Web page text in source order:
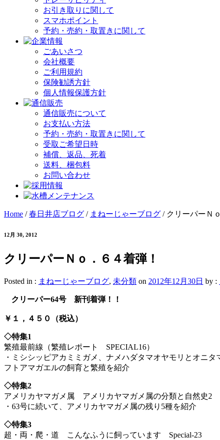
お引き取りに関して
スマホポイント
予約・売約・取置きに関して
ごあいさつ
会社概要
ご利用規約
保険勧誘方針
個人情報保護方針
通信販売について
お支払い方法
予約・売約・取置きに関して
受取ご希望日時
補償、返品、死着
送料、梱包料
お問い合わせ
Home /春日井店ブログ / まねーじゃーブログ / クリーパーＮ
12月 30, 2012
クリーパーＮｏ．６４着弾！
Posted in : まねーじゃーブログ, 未分類 on 2012年12月30日 by :
クリーパー64号 新刊着弾！！
￥１，４５０（税込）
◇特集1
繁殖最前線（繁殖レポート SPECIAL16）
・ミシシッピアカミミガメ、ナメハダタマオヤモリとオニタ
フトアマガエルの飼育と繁殖を紹介
◇特集2
アメリカヤマガメ属 アメリカヤマガメ属の分類と自然史2
・63号に続いて、アメリカヤマガメ属の残り5種を紹介
◇特集3
超・両・爬・道 こんなふうに飼っています Special-23